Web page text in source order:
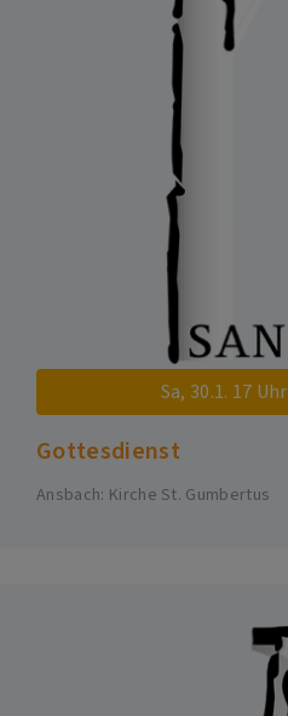
Sa, 30.1. 17 Uhr
Gottesdienst
Ansbach Kirche St. Gumbertus